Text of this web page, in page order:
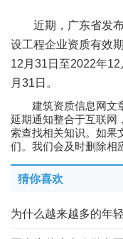
近期，广东省发布
设工程企业资质有效
12月31日至2022年
月31日。
建筑资质信息网文章
延期通知整合于互联网
索查找相关知识。如果
们。我们会及时删除相
猜你喜欢
为什么越来越多的年